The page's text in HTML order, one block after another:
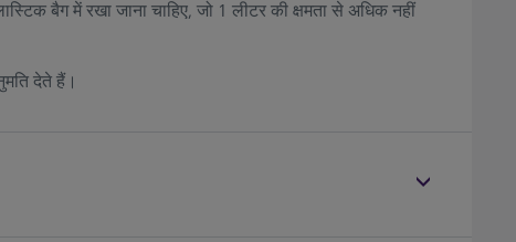
बैग में रखा जाना चाहिए, जो 1 लीटर की क्षमता से अधिक नहीं
देते हैं।